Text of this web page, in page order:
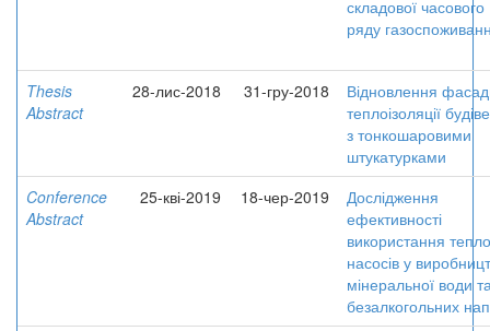
складової часового
ряду
Thesis
Abstract
28-лис-2018 31-гру-2018
Відновлення
теплоізоляції
з тонкошаровими
штукатурками
Conference
Abstract
25-кві-2019 18-чер-2019
Дослідження
ефективності
використання
насосів у
мінеральної води
безалкогольних